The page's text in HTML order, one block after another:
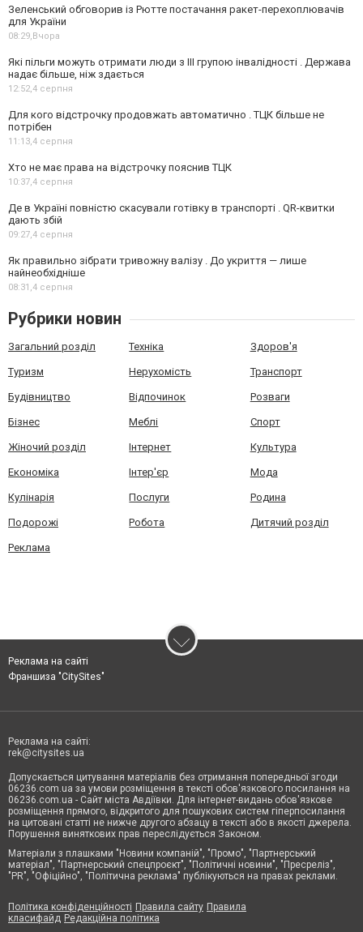
Зеленський обговорив із Рютте постачання ракет-перехоплювачів
для України
08:29,Вчора
Які пільги можуть отримати люди з III групою інвалідності . Держава
надає більше, ніж здається
12:52,4 серпня
Для кого відстрочку продовжать автоматично . ТЦК більше не
потрібен
11:13,4 серпня
Хто не має права на відстрочку пояснив ТЦК
10:37,4 серпня
Де в Україні повністю скасували готівку в транспорті . QR-квитки
дають збій
09:27,4 серпня
Як правильно зібрати тривожну валізу . До укриття — лише
найнеобхідніше
08:31,4 серпня
Рубрики новин
Загальний розділ Техніка Здоров'я
Туризм Нерухомість Транспорт
Будівництво Відпочинок Розваги
Бізнес Меблі Спорт
Жіночий розділ Інтернет Культура
Економіка Інтер'єр Мода
Кулінарія Послуги Родина
Подорожі Робота Дитячий розділ
Реклама
Реклама на сайті
Франшиза "CitySites"
Реклама на сайті:
rek@citysites.ua
Допускається цитування матеріалів без отримання попередньої згоди
06236.com.ua за умови розміщення в тексті обов'язкового посилання на
06236.com.ua - Сайт міста Авдіївки. Для інтернет-видань обов'язкове
розміщення прямого, відкритого для пошукових систем гіперпосилання
на цитовані статті не нижче другого абзацу в тексті або в якості джерела.
Порушення виняткових прав переслідується Законом.
Матеріали з плашками "Новини компаній", "Промо", "Партнерський
матеріал", "Партнерський спецпроєкт", "Політичні новини", "Пресреліз",
"PR", "Офіційно", "Політична реклама" публікуються на правах реклами.
Політика конфіденційності Правила сайту Правила
класифайд Редакційна політика